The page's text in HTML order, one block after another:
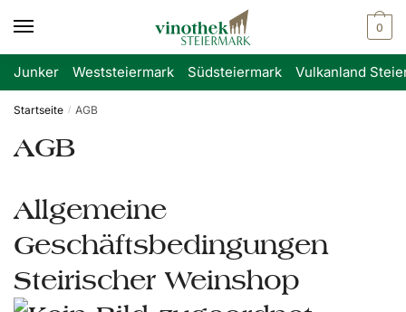
navigation
content
0
Junker Weststeiermark Südsteiermark Vulkanland
Startseite / AGB
AGB
Allgemeine
Geschäftsbedingungen
Steirischer Weinshop